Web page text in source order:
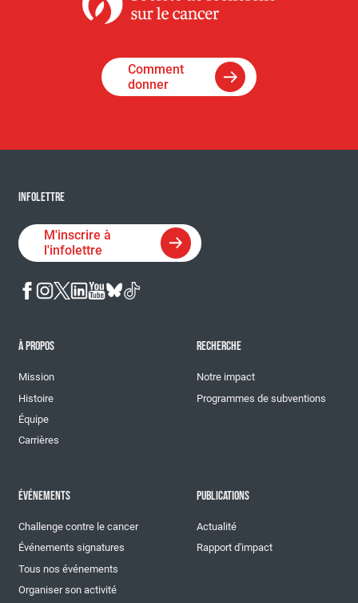
Comment
donner
INFOLETTRE
M'inscrire à
l'infolettre
À PROPOS
Mission
Histoire
Équipe
Carrières
RECHERCHE
Notre impact
Programmes de subventions
ÉVÉNEMENTS
Challenge contre le cancer
Événements signatures
Tous nos événements
Organiser son activité
PUBLICATIONS
Actualité
Rapport d'impact